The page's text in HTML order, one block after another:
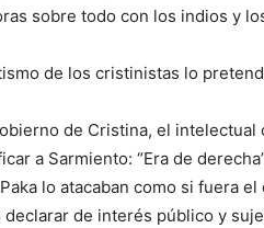
sobre todo con los indios y
de los cristinistas lo
de Cristina, el
a Sarmiento: “Era de
lo atacaban como si fuera
de interés público y